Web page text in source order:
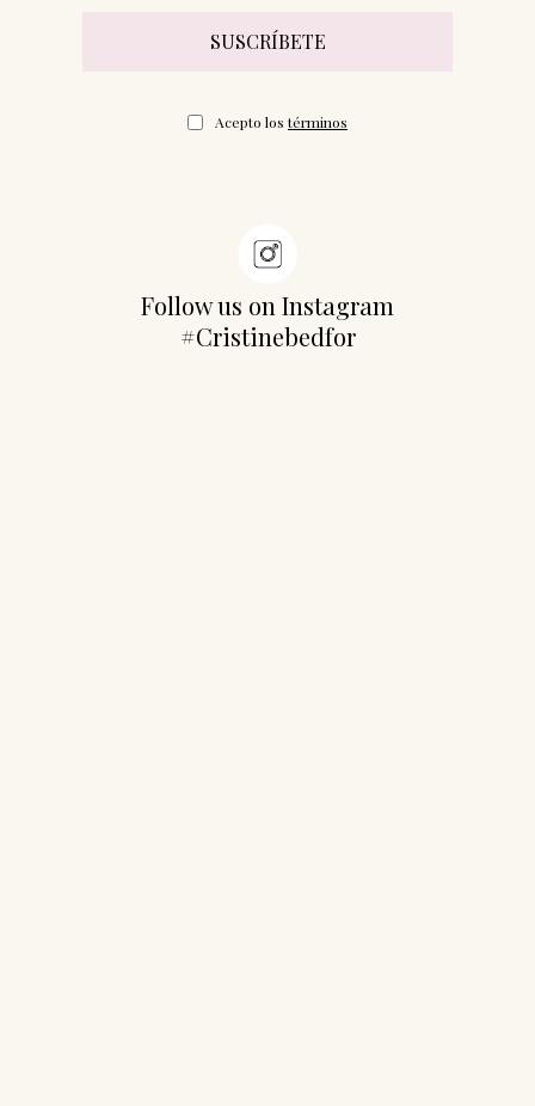
Acepto los términos
Follow us on Instagram
#Cristinebedfor